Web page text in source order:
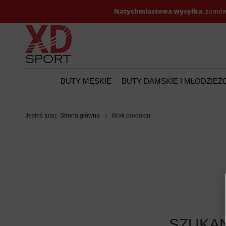
Natychmiastowa wysyłka,
BUTY MĘSKIE BUTY DAMSKIE I
Jesteś tutaj: Strona główna Brak produktu